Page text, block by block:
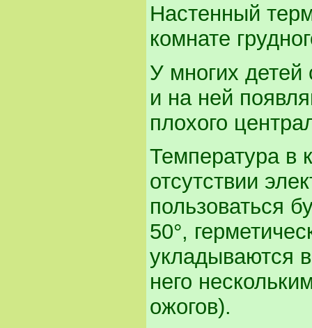
Настенный
комнате
У многих детей
и на ней
плохого
Температура в
отсутствии
пользоваться
50°,
укладываются
него
ожогов).